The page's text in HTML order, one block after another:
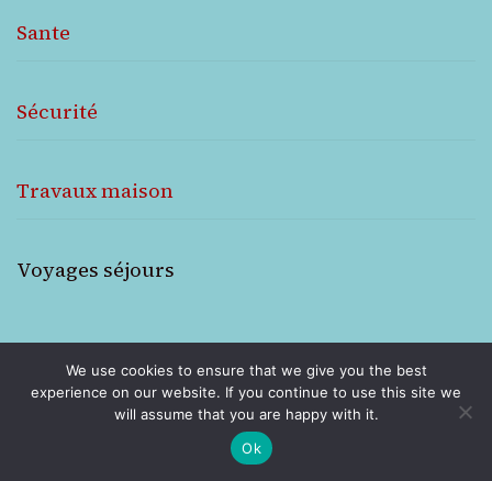
Sante
Sécurité
Travaux maison
Voyages séjours
AUTOMOBILE MODE
We use cookies to ensure that we give you the best
experience on our website. If you continue to use this site we
will assume that you are happy with it.
Ok